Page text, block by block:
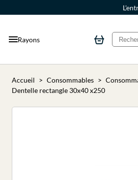
Rayons
Accueil Consommables
Dentelle rectangle 30x40 x250